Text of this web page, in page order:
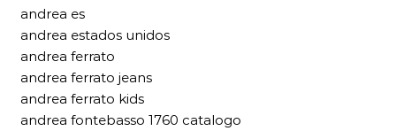
andrea es
andrea estados unidos
andrea ferrato
andrea ferrato jeans
andrea ferrato kids
andrea fontebasso 1760 catalogo